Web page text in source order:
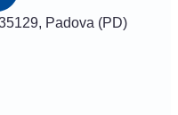
Padova (PD)